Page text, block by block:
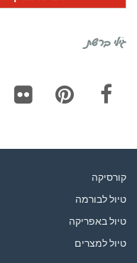
גילי ברשת
קורסיקה
טיול לבורמה
טיול באפריקה
טיול למצרים